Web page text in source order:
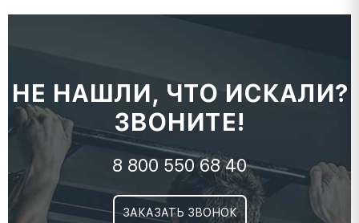
НЕ НАШЛИ, ЧТО ИСКАЛИ?
ЗВОНИТЕ!
8 800 550 68 40
ЗАКАЗАТЬ ЗВОНОК